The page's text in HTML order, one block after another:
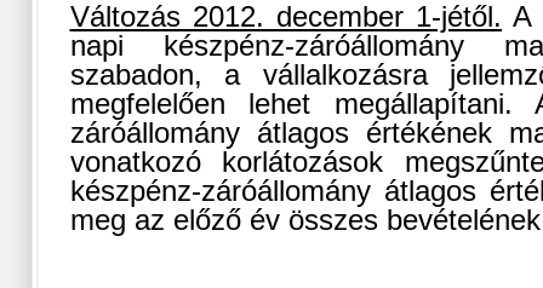
Változás 2012. december 1-jétől. A
napi készpénz-záróállomány
szabadon, a vállalkozásra
megfelelően lehet megállapítani.
záróállomány átlagos értékének
vonatkozó korlátozások
készpénz-záróállomány átlagos
meg az előző év összes